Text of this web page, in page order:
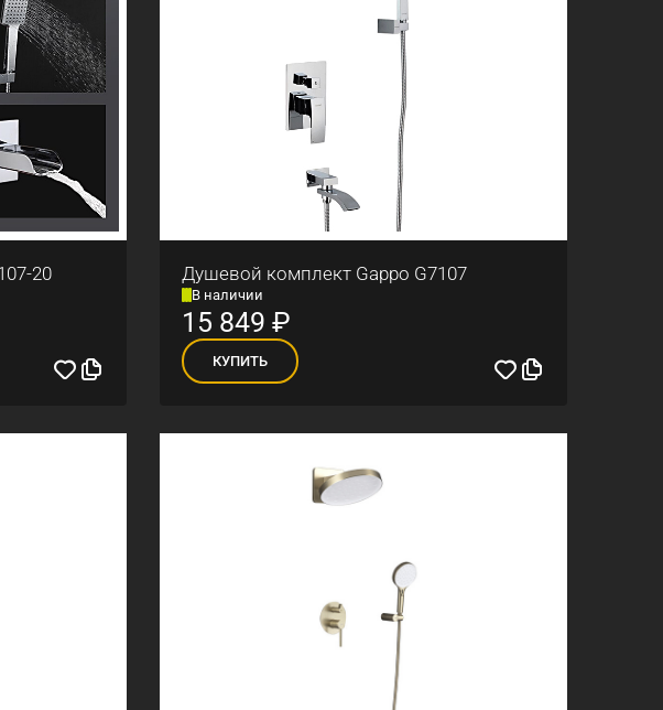
20 Душевой комплект Gappo G7107
В наличии
15 849 ₽
КУПИТЬ